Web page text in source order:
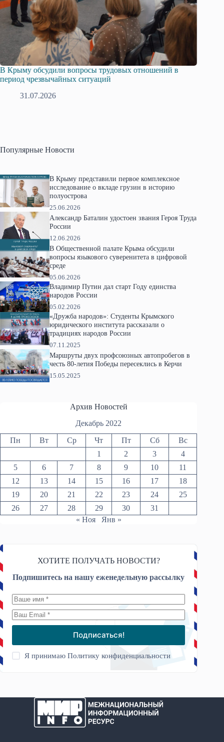
Русская община Крыма и Федерация независимых
профсоюзов Крыма укрепляют сотрудничество
28.07.2026
Популярные Новости
В Крыму представили первое комплексное
исследование о вкладе грузин в историю
полуострова
25.06.2026
Александр Баталин удостоен звания Героя Труда
России
12.06.2026
В Общественной палате Крыма обсудили
вопросы языкового суверенитета в цифровой
среде
05.06.2026
Владимир Путин дал старт Году единства
народов России
05.02.2026
«Дружба народов»: Студенты Крымского
юридического института рассказали о
традициях народов России
07.11.2025
Маршруты двух профсоюзных автопробегов в
честь 80-летия Победы пересеклись в Керчи
15.05.2025
Архив Новостей
Декабрь 2022
Пн Вт Ср Чт Пт Сб
Вс
1
2 3
4
5
6 7 8 9 10
11
12
13 14 15 16 17
18
19
20 21 22 23 24
25
26
27 28 29 30
31
« Ноя
Янв »
ХОТИТЕ ПОЛУЧАТЬ НОВОСТИ?
Подпишитесь на нашу еженедельную рассылку
Подписаться!
Я принимаюПолитику конфиденциальности